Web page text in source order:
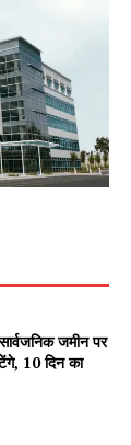
जमीन पर
10 दिन का